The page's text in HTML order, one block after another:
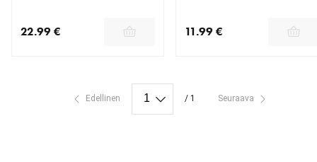
22.99 € 11.99 €
Edellinen / 1 Seuraava